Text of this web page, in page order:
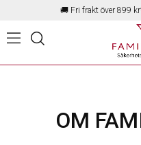
🚚 Fri frakt över 899
OM